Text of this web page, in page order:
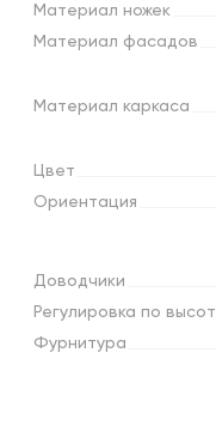
Материал ножек
Материал фасадов
Материал каркаса
Цвет
Ориентация
Доводчики
Регулировка по
Фурнитура